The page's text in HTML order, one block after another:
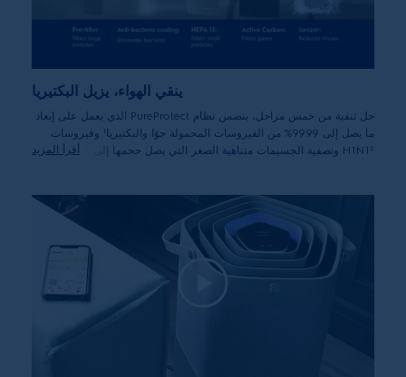
ينقي الهواء، يزيل البكتيريا
حل تنقية من خمس مراحل، يتضمن نظام PureProtect الذي يعمل على إبعاد
ما يصل إلى 99.99% من الفيروسات المحمولة جوًا والبكتيريا¹ وفيروسات
H1N1² وتصفية الجسيمات متناهية الصغر التي يصل حجمها إلى 3 نانومتر
الإشريكية القولونية والبكتيريا الكروية العنقودية الذهبية والبكتيريا
السراتية الذابلة والبكتيريا الفيلقية المستروحة
²تم اختبار فيروس إنفلونزا H1N1 (إنفلونزا الخنازير) وفقًا لمعيار
³تنقية بنسبة تصل إلى 99.9% للجسيمات الدقيقة العالقة في الهواء
⁴تشير نتائج اختبارات السلامة الحيوية في إم آر آي غلوبال إلى قدرته
أقرأ المزيد